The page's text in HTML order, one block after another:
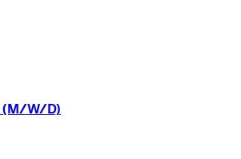
(M/W/D)